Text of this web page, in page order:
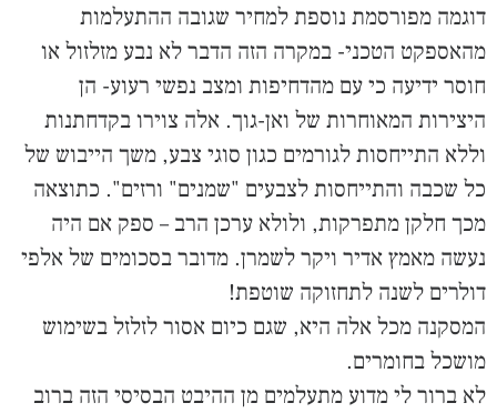
דוגמה מפורסמת נוספת למחיר שגובה ההתעלמות
מהאספקט הטכני- במקרה הזה הדבר לא נבע מזלזול או
חוסר ידיעה כי עם מהדחיפות ומצב נפשי רעוע- הן
היצירות המאוחרות של ואן-גוך. אלה צוירו בקדחתנות
וללא התייחסות לגורמים כגון סוגי צבע, משך הייבוש של
כל שכבה והתייחסות לצבעים "שמנים" ורזים". כתוצאה
מכך חלקן מתפרקות, ולולא ערכן הרב – ספק אם היה
נעשה מאמץ אדיר ויקר לשמרן. מדובר בסכומים של אלפי
דולרים לשנה לתחזוקה שוטפת!
המסקנה מכל אלה היא, שגם כיום אסור לזלזל בשימוש
מושכל בחומרים.
לא ברור לי מדוע מתעלמים מן ההיבט הבסיסי הזה ברוב